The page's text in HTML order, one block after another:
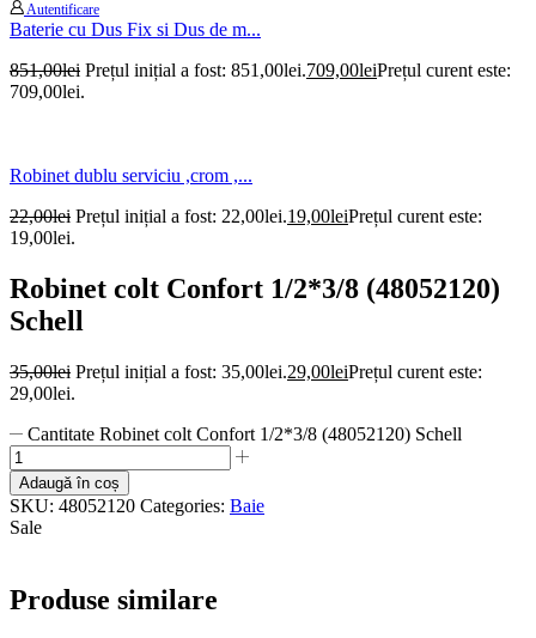
Autentificare
Baterie cu Dus Fix si Dus de m...
851,00lei Prețul inițial a fost: 851,00lei.709,00leiPrețul curent este:
709,00lei.
Robinet dublu serviciu ,crom ,...
22,00lei Prețul inițial a fost: 22,00lei.19,00leiPrețul curent este:
19,00lei.
Robinet colt Confort 1/2*3/8 (48052120)
Schell
35,00lei Prețul inițial a fost: 35,00lei.29,00leiPrețul curent este:
29,00lei.
Cantitate Robinet colt Confort 1/2*3/8 (48052120) Schell
Adaugă în coș
SKU: 48052120 Categories: Baie
Sale
Produse similare